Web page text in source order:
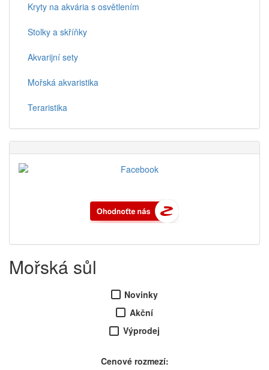
Kryty na akvária s osvětlením
Stolky a skříňky
Akvarijní sety
Mořská akvaristika
Teraristika
Mořská sůl
Novinky
Akční
Výprodej
Cenové rozmezí: